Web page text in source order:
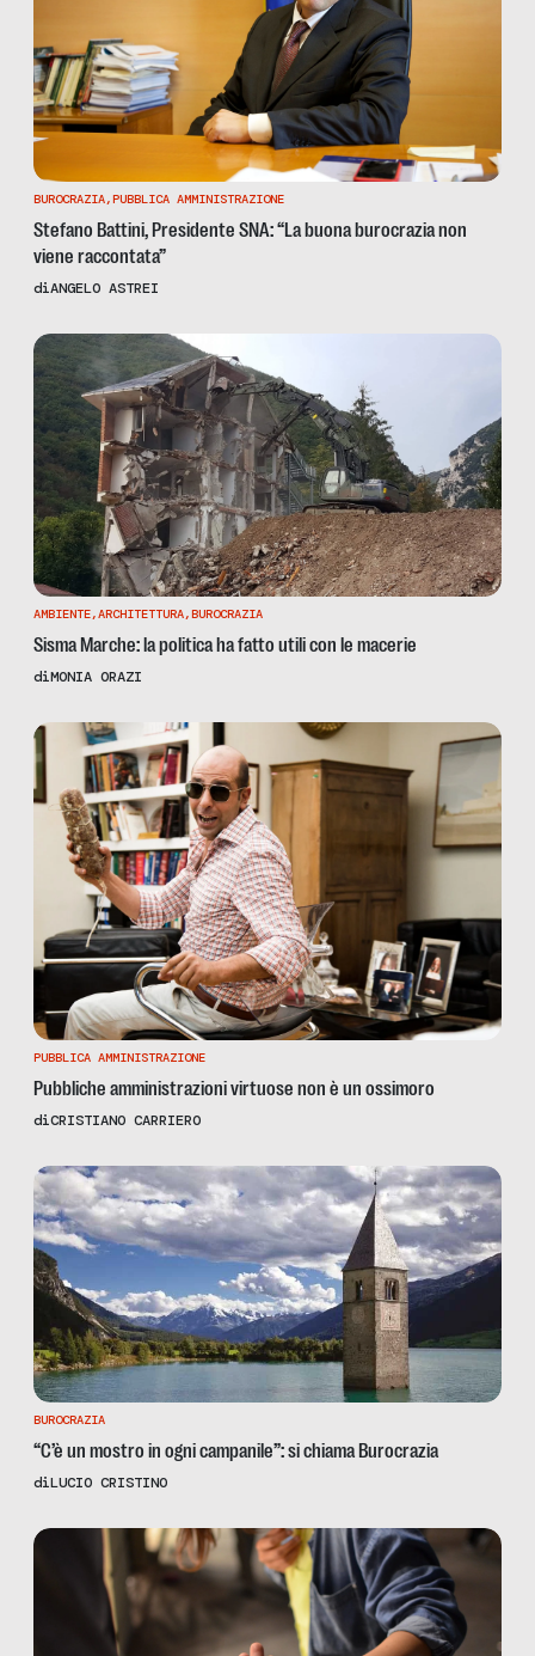
BUROCRAZIA,PUBBLICA AMMINISTRAZIONE
Stefano Battini, Presidente SNA: “La buona burocrazia non
viene raccontata”
diANGELO ASTREI
AMBIENTE,ARCHITETTURA,BUROCRAZIA
Sisma Marche: la politica ha fatto utili con le macerie
diMONIA ORAZI
PUBBLICA AMMINISTRAZIONE
Pubbliche amministrazioni virtuose non è un ossimoro
diCRISTIANO CARRIERO
BUROCRAZIA
“C’è un mostro in ogni campanile”: si chiama Burocrazia
diLUCIO CRISTINO